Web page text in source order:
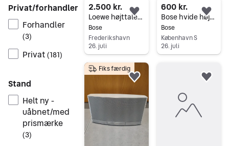
Privat/forhandler
Forhandler
(3)
Privat (181)
Stand
Helt ny -
uåbnet/med
prismærke
(3)
2.500 kr.
Loewe højttalersæt med subwoofer og væghøjttalere sølv
Bose
Frederikshavn
26. juli
Føj til favoritter.
Gå til annoncen
600 kr.
Bose hvide højttalere
Bose
København S
26. juli
Føj
Fiks færdig